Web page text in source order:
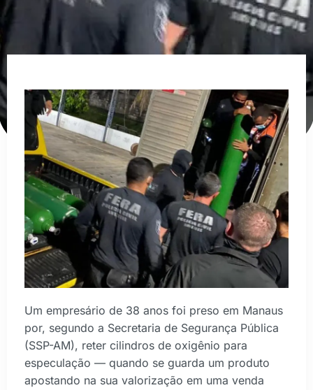
Um empresário de 38 anos foi preso em Manaus
por, segundo a Secretaria de Segurança Pública
(SSP-AM), reter cilindros de oxigênio para
especulação — quando se guarda um produto
apostando na sua valorização em uma venda